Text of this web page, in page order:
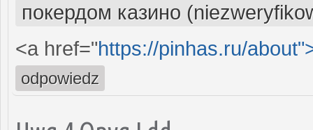
покердом казино
<a href="https://pinhas.ru/
odpowiedz